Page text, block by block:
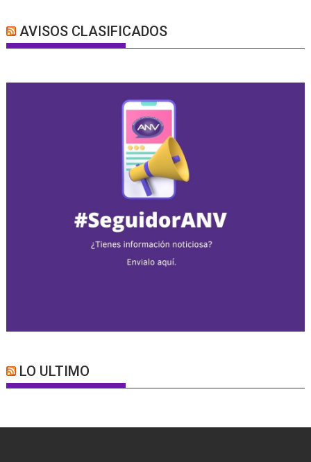
AVISOS CLASIFICADOS
LO ULTIMO